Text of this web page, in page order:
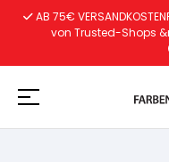
AB 75€
von Trusted-Shops